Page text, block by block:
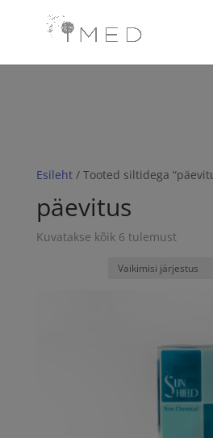
fbq('init', '<1751628081702672>');
affirmative consent has been granted
Esileht/ Tooted siltidega
päevitus
Kuvatakse kõik 6 tulemust